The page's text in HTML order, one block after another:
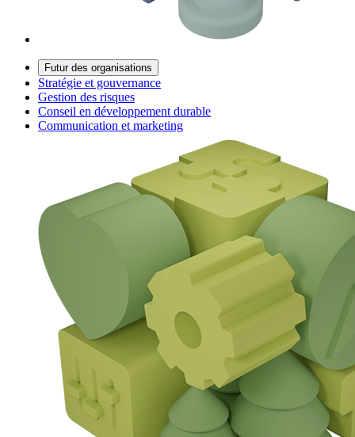
Futur des organisations
Stratégie et gouvernance
Gestion des risques
Conseil en développement durable
Communication et marketing